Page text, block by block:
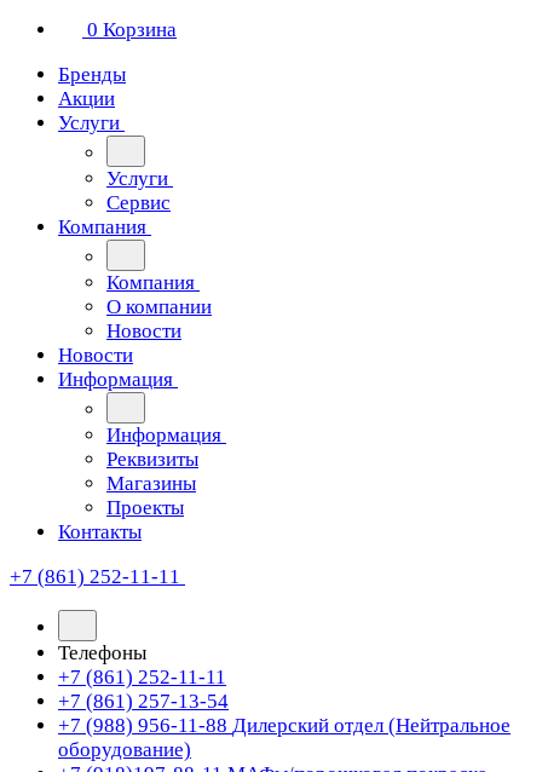
0 Корзина
Бренды
Акции
Услуги
Услуги
Сервис
Компания
Компания
О компании
Новости
Новости
Информация
Информация
Реквизиты
Магазины
Проекты
Контакты
+7 (861) 252-11-11
Телефоны
+7 (861) 252-11-11
+7 (861) 257-13-54
+7 (988) 956-11-88 Дилерский отдел (Нейтральное
оборудование)